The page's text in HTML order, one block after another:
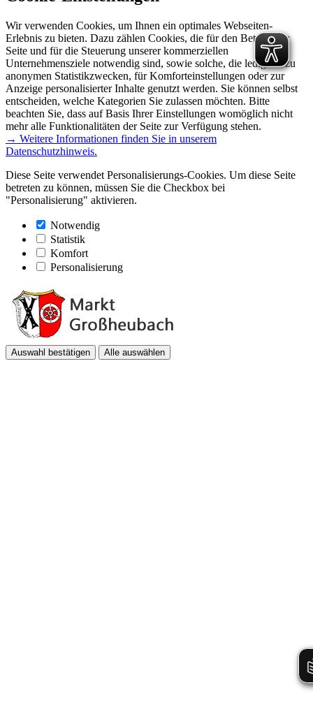
Wir verwenden Cookies, um Ihnen ein optimales Webseiten-
Erlebnis zu bieten. Dazu zählen Cookies, die für den Betrieb der
Seite und für die Steuerung unserer kommerziellen
Unternehmensziele notwendig sind, sowie solche, die lediglich zu
anonymen Statistikzwecken, für Komforteinstellungen oder zur
Anzeige personalisierter Inhalte genutzt werden. Sie können selbst
entscheiden, welche Kategorien Sie zulassen möchten. Bitte
beachten Sie, dass auf Basis Ihrer Einstellungen womöglich nicht
mehr alle Funktionalitäten der Seite zur Verfügung stehen.
→ Weitere Informationen finden Sie in unserem
Datenschutzhinweis.
Diese Seite verwendet Personalisierungs-Cookies. Um diese Seite
betreten zu können, müssen Sie die Checkbox bei
"Personalisierung" aktivieren.
Notwendig
Statistik
Komfort
Personalisierung
Auswahl bestätigen Alle auswählen